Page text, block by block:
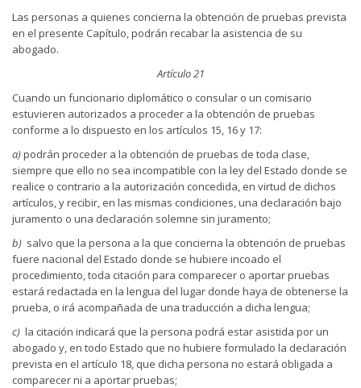
Las personas a quienes concierna la obtención de pruebas prevista
en el presente Capítulo, podrán recabar la asistencia de su
abogado.
Artículo 21
Cuando un funcionario diplomático o consular o un comisario
estuvieren autorizados a proceder a la obtención de pruebas
conforme a lo dispuesto en los artículos 15, 16 y 17:
a)podrán proceder a la obtención de pruebas de toda clase,
siempre que ello no sea incompatible con la ley del Estado donde se
realice o contrario a la autorización concedida, en virtud de dichos
artículos, y recibir, en las mismas condiciones, una declaración bajo
juramento o una declaración solemne sin juramento;
b) salvo que la persona a la que concierna la obtención de pruebas
fuere nacional del Estado donde se hubiere incoado el
procedimiento, toda citación para comparecer o aportar pruebas
estará redactada en la lengua del lugar donde haya de obtenerse la
prueba, o irá acompañada de una traducción a dicha lengua;
c) la citación indicará que la persona podrá estar asistida por un
abogado y, en todo Estado que no hubiere formulado la declaración
prevista en el artículo 18, que dicha persona no estará obligada a
comparecer ni a aportar pruebas;